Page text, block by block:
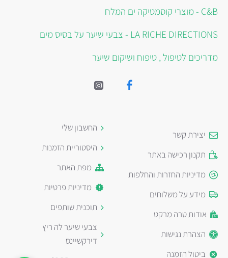
C&B - מוצרי קוסמטיקה ים המלח
LA RICHE DIRECTIONS - צבעי שיער על בסיס מים
מדריכים לטיפול , טיפוח ושיקום שיער
יצירת קשר
תקנון רכישה באתר
מדיניות החזרות והחלפות
מידע על משלוחים
אודות טרה מרקט
הצהרת נגישות
ביטול הזמנה
החשבון שלי
היסטוריית הזמנות
מפת האתר
מדיניות פרטיות
תוכנית שותפים
צבעי שיער לה ריץ
דירקשיינס